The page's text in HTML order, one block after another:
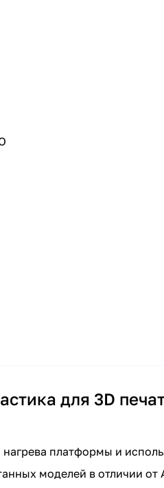
для 3D
платформы и
моделей в отличии от